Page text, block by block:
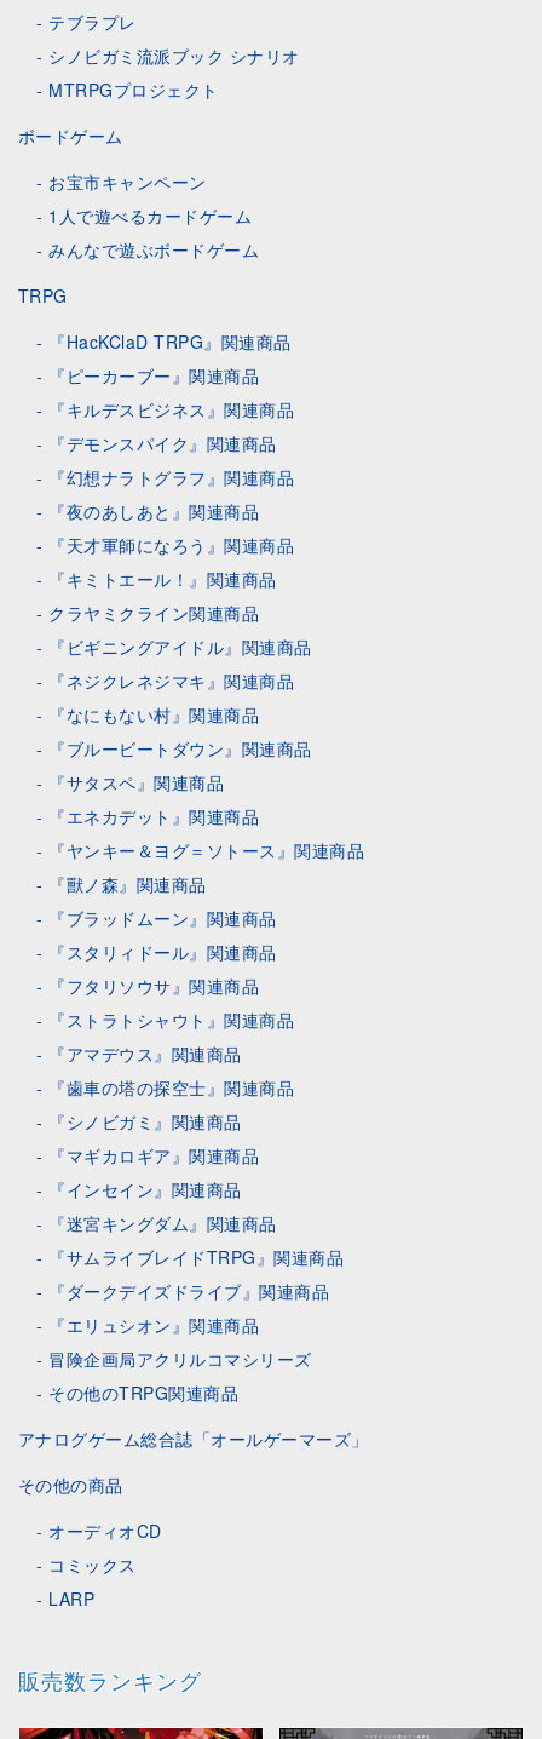
テブラプレ
シノビガミ流派ブック シナリオ
MTRPGプロジェクト
ボードゲーム
お宝市キャンペーン
1人で遊べるカードゲーム
みんなで遊ぶボードゲーム
TRPG
『HacKClaD TRPG』関連商品
『ピーカーブー』関連商品
『キルデスビジネス』関連商品
『デモンスパイク』関連商品
『幻想ナラトグラフ』関連商品
『夜のあしあと』関連商品
『天才軍師になろう』関連商品
『キミトエール！』関連商品
クラヤミクライン関連商品
『ビギニングアイドル』関連商品
『ネジクレネジマキ』関連商品
『なにもない村』関連商品
『ブルービートダウン』関連商品
『サタスペ』関連商品
『エネカデット』関連商品
『ヤンキー＆ヨグ＝ソトース』関連商品
『獸ノ森』関連商品
『ブラッドムーン』関連商品
『スタリィドール』関連商品
『フタリソウサ』関連商品
『ストラトシャウト』関連商品
『アマデウス』関連商品
『歯車の塔の探空士』関連商品
『シノビガミ』関連商品
『マギカロギア』関連商品
『インセイン』関連商品
『迷宮キングダム』関連商品
『サムライブレイドTRPG』関連商品
『ダークデイズドライブ』関連商品
『エリュシオン』関連商品
冒険企画局アクリルコマシリーズ
その他のTRPG関連商品
アナログゲーム総合誌「オールゲーマーズ」
その他の商品
オーディオCD
コミックス
LARP
販売数ランキング